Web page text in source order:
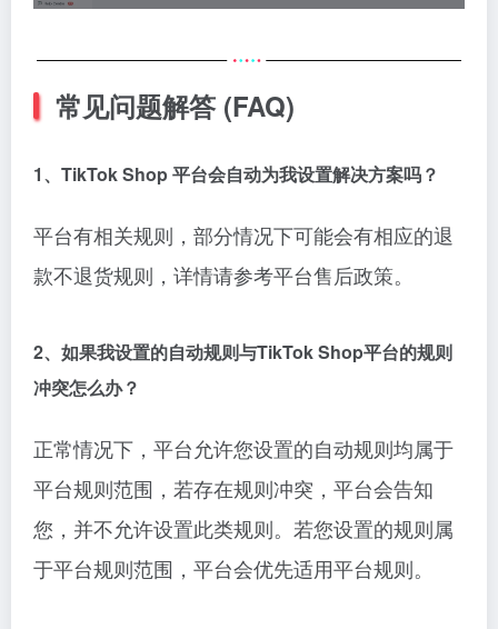
常见问题解答 (FAQ)
1、TikTok Shop 平台会自动为我设置解决方案吗？
平台有相关规则，部分情况下可能会有相应的退
款不退货规则，详情请参考平台售后政策。
2、如果我设置的自动规则与TikTok Shop平台的规则
冲突怎么办？
正常情况下，平台允许您设置的自动规则均属于
平台规则范围，若存在规则冲突，平台会告知
您，并不允许设置此类规则。若您设置的规则属
于平台规则范围，平台会优先适用平台规则。